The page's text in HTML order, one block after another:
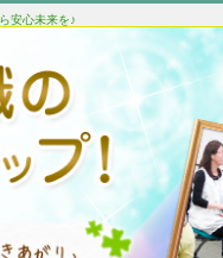
安心未来を♪